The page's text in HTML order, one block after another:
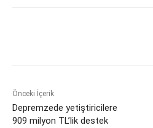
Önceki İçerik
Depremzede yetiştiricilere
909 milyon TL’lik destek